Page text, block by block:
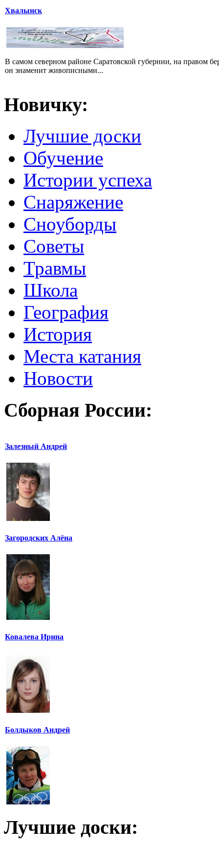
Хвалынск
В самом северном районе Саратовской губернии, на правом
он знаменит живописными...
Новичку:
Лучшие доски
Обучение
Истории успеха
Снаряжение
Сноуборды
Советы
Травмы
Школа
География
История
Места катания
Новости
Сборная России:
Залезный Андрей
Загородских Алёна
Ковалева Ирина
Болдыков Андрей
Лучшие доски: